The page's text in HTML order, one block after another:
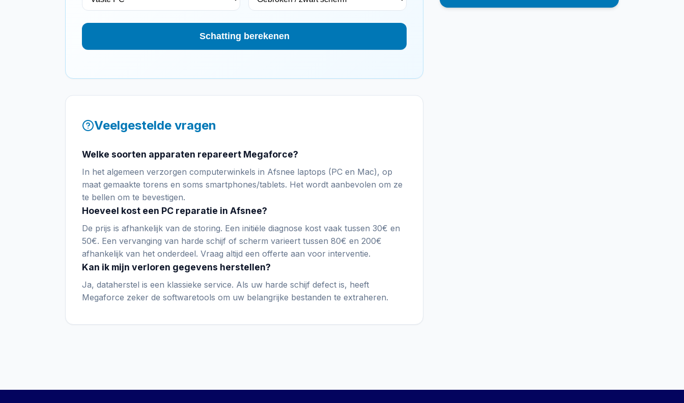
Schatting berekenen
Veelgestelde vragen
Welke soorten apparaten repareert Megaforce?
In het algemeen verzorgen computerwinkels in Afsnee laptops (PC en Mac), op
maat gemaakte torens en soms smartphones/tablets. Het wordt aanbevolen om ze
te bellen om te bevestigen.
Hoeveel kost een PC reparatie in Afsnee?
De prijs is afhankelijk van de storing. Een initiële diagnose kost vaak tussen 30€ en
50€. Een vervanging van harde schijf of scherm varieert tussen 80€ en 200€
afhankelijk van het onderdeel. Vraag altijd een offerte aan voor interventie.
Kan ik mijn verloren gegevens herstellen?
Ja, dataherstel is een klassieke service. Als uw harde schijf defect is, heeft
Megaforce zeker de softwaretools om uw belangrijke bestanden te extraheren.